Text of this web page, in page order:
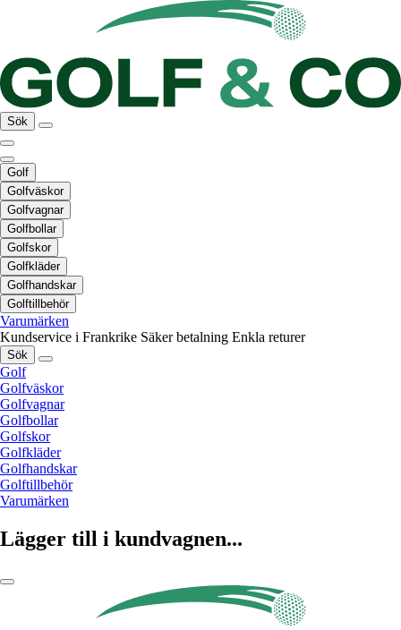
Sök
Golf
Golfväskor
Golfvagnar
Golfbollar
Golfskor
Golfkläder
Golfhandskar
Golftillbehör
Varumärken
Kundservice i Frankrike Säker betalning Enkla returer
Sök
Golf
Golfväskor
Golfvagnar
Golfbollar
Golfskor
Golfkläder
Golfhandskar
Golftillbehör
Varumärken
Lägger till i kundvagnen...